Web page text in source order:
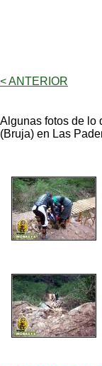
< ANTERIOR
Algunas fotos de lo
(Bruja) en Las